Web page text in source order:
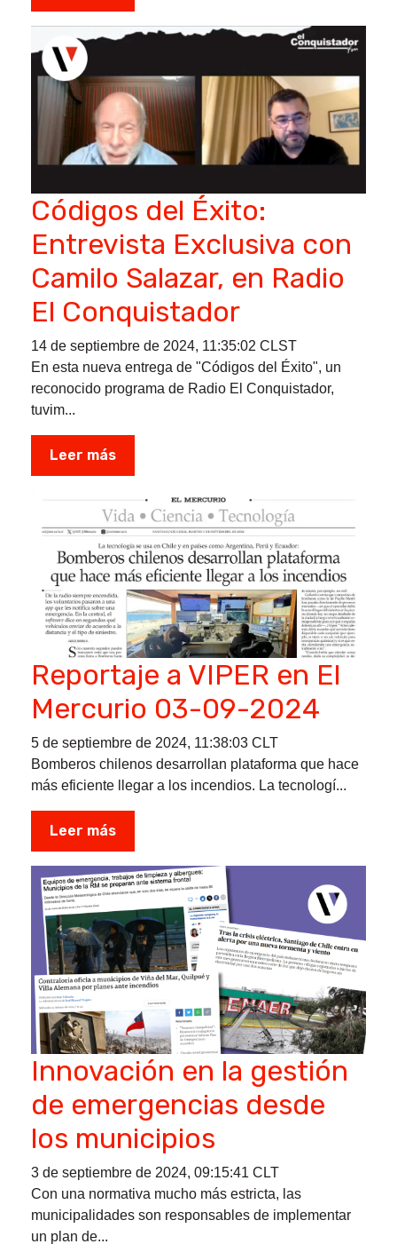
Códigos del Éxito:
Entrevista Exclusiva con
Camilo Salazar, en Radio
El Conquistador
14 de septiembre de 2024, 11:35:02 CLST
En esta nueva entrega de "Códigos del Éxito", un
reconocido programa de Radio El Conquistador,
tuvim...
Leer más
Reportaje a VIPER en El
Mercurio 03-09-2024
5 de septiembre de 2024, 11:38:03 CLT
Bomberos chilenos desarrollan plataforma que hace
más eficiente llegar a los incendios. La tecnologí...
Leer más
Innovación en la gestión
de emergencias desde
los municipios
3 de septiembre de 2024, 09:15:41 CLT
Con una normativa mucho más estricta, las
municipalidades son responsables de implementar
un plan de...